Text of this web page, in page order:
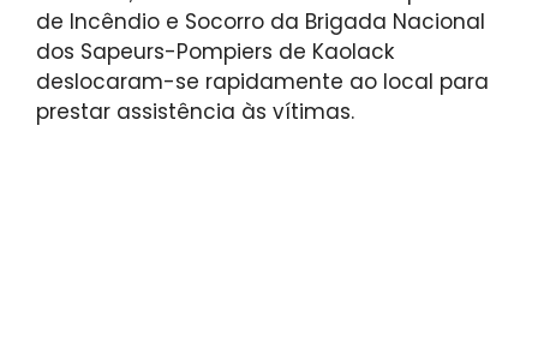
de Incêndio e Socorro da Brigada Nacional
dos Sapeurs-Pompiers de Kaolack
deslocaram-se rapidamente ao local para
prestar assistência às vítimas.